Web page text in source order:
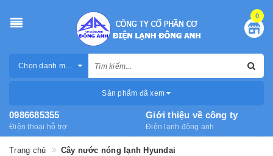
0
Chọn danh mục
Sản phẩm đã xem
0986685355
Điện thoại hỗ trợ
Giới thiệu về công ty
Điện lạnh đông anh
Trang chủ Cây nước nóng lạnh Hyundai